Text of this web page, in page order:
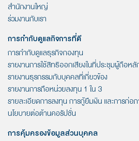
สำนักงานใหญ่
ร่วมงานกับเรา
การกำกับดูแลกิจการที่ดี
การกำกับดูแลธุรกิจกองทุน
รายงานการใช้สิทธิออกเสียงในที่ประชุมผู้ถือห
รายงานธุรกรรมกับบุคคลที่เกี่ยวข้อง
รายงานการถือหน่วยลงทุน 1 ใน 3
รายละเอียดการลงทุน การกู้ยืมเงิน และการก่
นโยบายต่อต้านคอรัปชั่น
การคุ้มครองข้อมูลส่วนบุคคล